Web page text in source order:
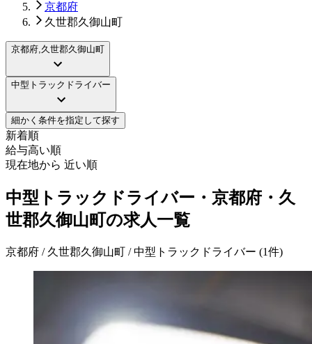
京都府
久世郡久御山町
京都府,久世郡久御山町
中型トラックドライバー
細かく条件を指定して探す
新着順
給与高い順
現在地から 近い順
中型トラックドライバー・京都府・久
世郡久御山町の求人一覧
京都府 / 久世郡久御山町 / 中型トラックドライバー (1件)